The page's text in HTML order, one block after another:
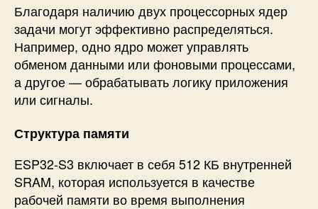
Благодаря наличию двух процессорных ядер
задачи могут эффективно распределяться.
Например, одно ядро ​​может управлять
обменом данными или фоновыми процессами,
а другое — обрабатывать логику приложения
или сигналы.
Структура памяти
ESP32-S3 включает в себя 512 КБ внутренней
SRAM, которая используется в качестве
рабочей памяти во время выполнения